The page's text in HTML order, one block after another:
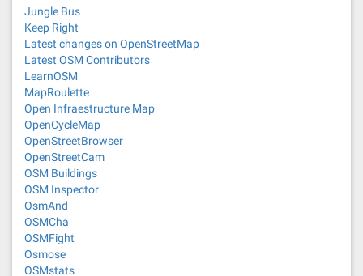
Jungle Bus
Keep Right
Latest changes on OpenStreetMap
Latest OSM Contributors
LearnOSM
MapRoulette
Open Infraestructure Map
OpenCycleMap
OpenStreetBrowser
OpenStreetCam
OSM Buildings
OSM Inspector
OsmAnd
OSMCha
OSMFight
Osmose
OSMstats